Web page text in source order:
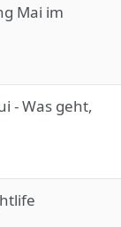
Mai im
- Was geht,